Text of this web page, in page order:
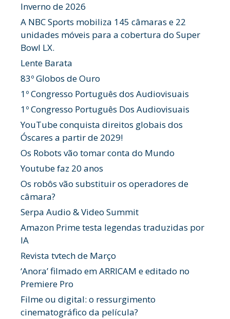
Inverno de 2026
A NBC Sports mobiliza 145 câmaras e 22
unidades móveis para a cobertura do Super
Bowl LX.
Lente Barata
83º Globos de Ouro
1º Congresso Português dos Audiovisuais
1º Congresso Português Dos Audiovisuais
YouTube conquista direitos globais dos
Óscares a partir de 2029!
Os Robots vão tomar conta do Mundo
Youtube faz 20 anos
Os robôs vão substituir os operadores de
câmara?
Serpa Audio & Video Summit
Amazon Prime testa legendas traduzidas por
IA
Revista tvtech de Março
‘Anora’ filmado em ARRICAM e editado no
Premiere Pro
Filme ou digital: o ressurgimento
cinematográfico da película?